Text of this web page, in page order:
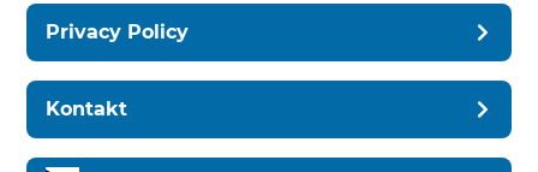
Privacy Policy
Kontakt